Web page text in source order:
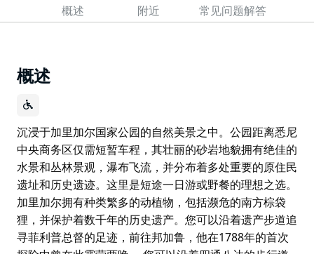
概述 附近 常见问题解答
概述
沉浸于加里加尔国家公园的自然美景之中。公园距离悉尼
中央商务区仅需短暂车程，其壮丽的砂岩地貌拥有绝佳的
水景和丛林景观，瀑布飞流，并分布着多处重要的原住民
遗址和历史遗迹。这里是短途一日游或野餐的理想之选。
加里加尔拥有种类繁多的动植物，包括濒危的南方棕袋
狸，并保护着数千年的历史遗产。您可以沿着遗产步道追
寻菲利普总督的足迹，前往邦加鲁，他在1788年的首次